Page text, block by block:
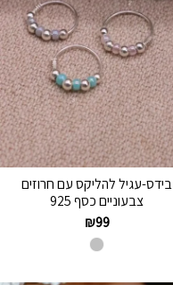
בידס-עגיל להליקס עם חרוזים
צבעוניים כסף 925
₪99